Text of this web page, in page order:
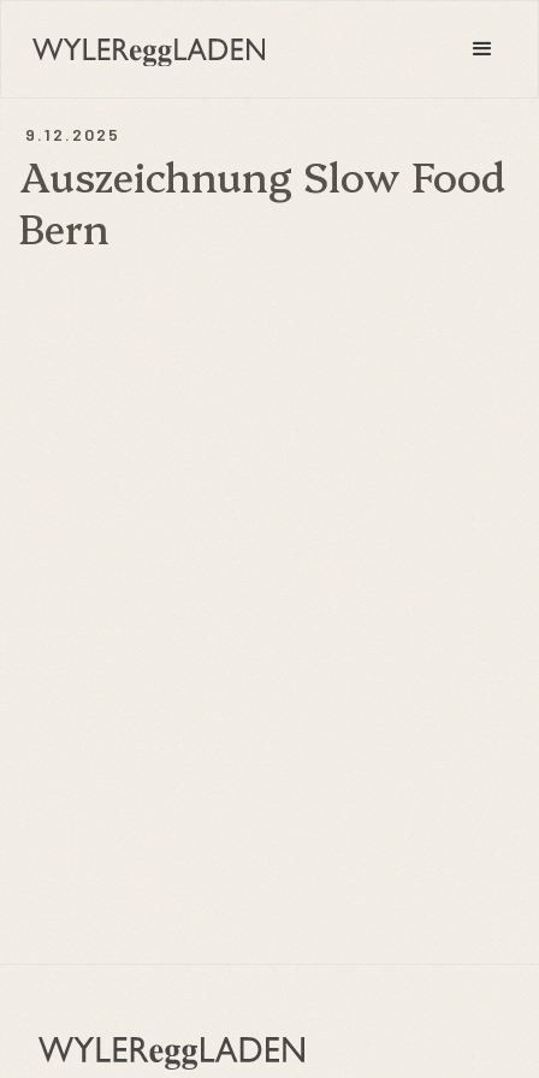
9.12.2025
Auszeichnung Slow Food
Bern